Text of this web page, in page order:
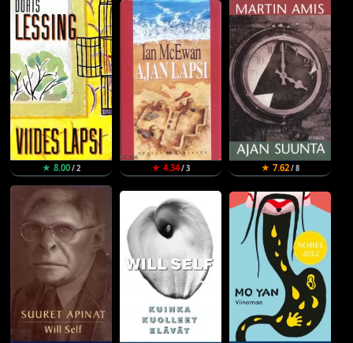
★ 8.00/ 2 ★ 4.34/ 3 ★ 7.62/ 8